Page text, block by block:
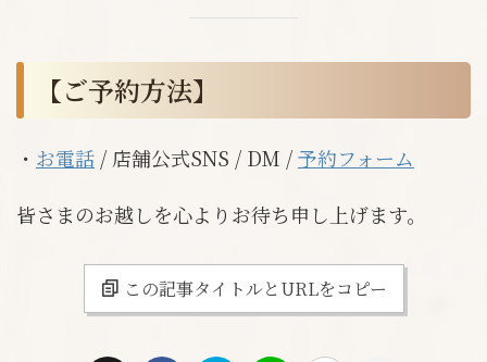
【ご予約方法】
・ お電話 / 店舗公式SNS / DM /予約フォーム
皆さまのお越しを心よりお待ち申し上げます。
この記事タイトルとURLをコピー